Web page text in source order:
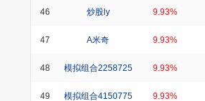
46 炒股ly 9.93%
47 A米奇 9.93%
48 模拟组合2258725 9.93%
49 模拟组合4150775 9.93%